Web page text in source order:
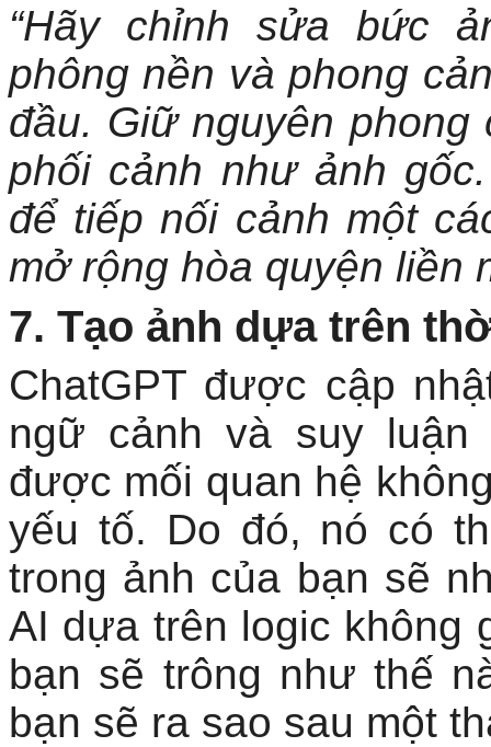
“Hãy chỉnh sửa bức
phông nền và phong
đầu. Giữ nguyên phong
phối cảnh như ảnh
để tiếp nối cảnh một
mở rộng hòa quyện liền
7. Tạo ảnh dựa trên
ChatGPT được cập
ngữ cảnh và suy luận
được mối quan hệ
yếu tố. Do đó, nó có
trong ảnh của bạn sẽ
AI dựa trên logic không
bạn sẽ trông như thế
bạn sẽ ra sao sau một